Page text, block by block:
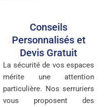
Conseils
Personnalisés et
Devis Gratuit
La sécurité de vos espaces
mérite une attention
particulière. Nos serruriers
vous proposent des